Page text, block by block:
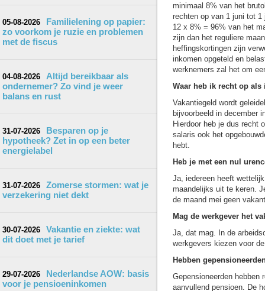
05-08-2026
Familielening op papier:
zo voorkom je ruzie en problemen
met de fiscus
04-08-2026
Altijd bereikbaar als
ondernemer? Zo vind je weer
balans en rust
31-07-2026
Besparen op je
hypotheek? Zet in op een beter
energielabel
31-07-2026
Zomerse stormen: wat je
verzekering niet dekt
30-07-2026
Vakantie en ziekte: wat
dit doet met je tarief
29-07-2026
Nederlandse AOW: basis
voor je pensioeninkomen
minimaal 8% van het
rechten op van 1 juni tot
12 x 8% = 96% van het
zijn dan het reguliere
heffingskortingen zijn
inkomen opgeteld en
werknemers zal het om
Waar heb ik recht op
Vakantiegeld wordt
bijvoorbeeld in december
Hierdoor heb je dus recht
salaris ook het
hebt.
Heb je met een nul
Ja, iedereen heeft
maandelijks uit te keren.
de maand mei geen
Mag de werkgever het
Ja, dat mag. In de
werkgevers kiezen voor
Hebben
Gepensioneerden hebben
aanvullend pensioen. De